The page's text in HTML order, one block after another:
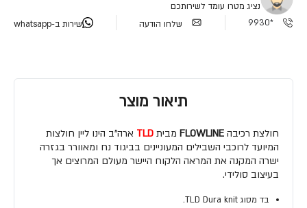
נציג מטרו עומד לשירותכם
*9930
שלחו הודעה שירות ב-whatsapp
תיאור מוצר
חולצת רכיבה FLOWLINE מבית TLD ארה"ב הינו ליין חולצות
המיועד לרוכבי השבילים המעוניינים בביגוד נח ומאוורר בגזרה
ישרה המקנה את המראה הלקוח היישר מעולם המרוצים אך
בעיצוב סולידי.
בד מסוג TLD Dura knit.